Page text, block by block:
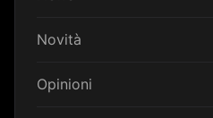
Novità
Opinioni